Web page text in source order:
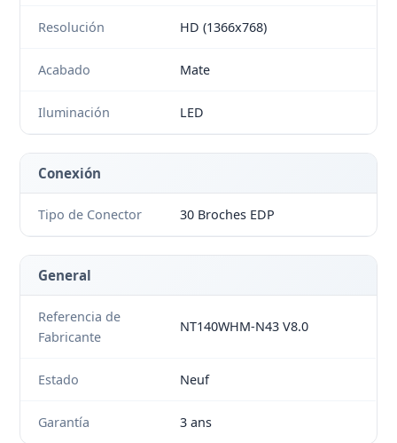
Resolución HD (1366x768)
Acabado Mate
Iluminación LED
Conexión
Tipo de Conector 30 Broches EDP
General
Referencia de
Fabricante
NT140WHM-N43 V8.0
Estado Neuf
Garantía 3 ans